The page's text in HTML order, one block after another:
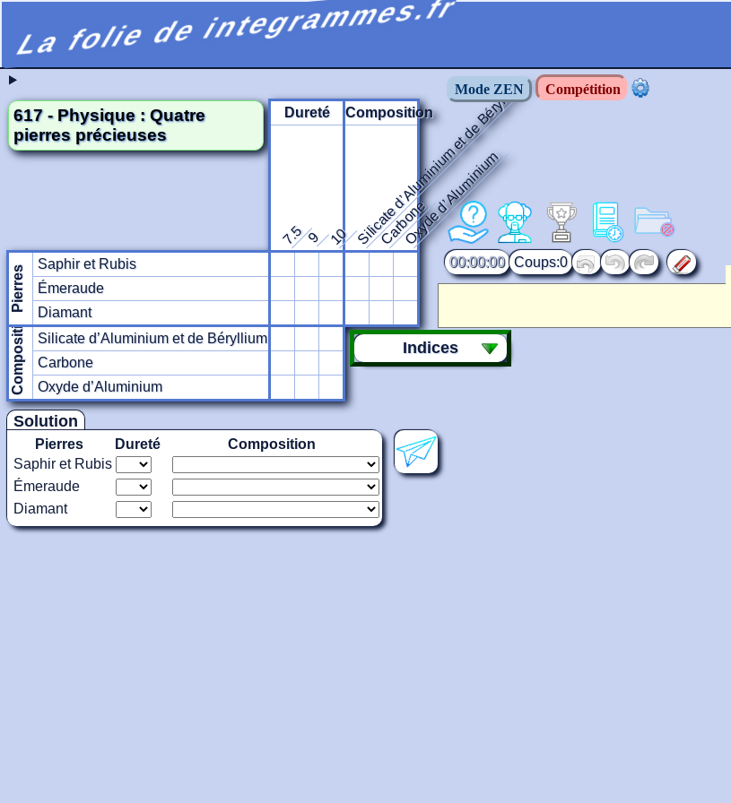
La folie de integrammes.fr
617 - Physique : Quatre
pierres précieuses
Dureté Composition
7.59 10 Silicate d’Aluminium et de Béryllium
CarboneOxyde d’Aluminium
Pierres
Saphir et Rubis
Émeraude
Diamant
Composition
Silicate d’Aluminium et de Béryllium
Carbone
Oxyde d’Aluminium
Indices
Solution
Pierres Dureté
Composition
Saphir et Rubis
Émeraude
Diamant
00:00:00 0
Mode ZEN Compétition